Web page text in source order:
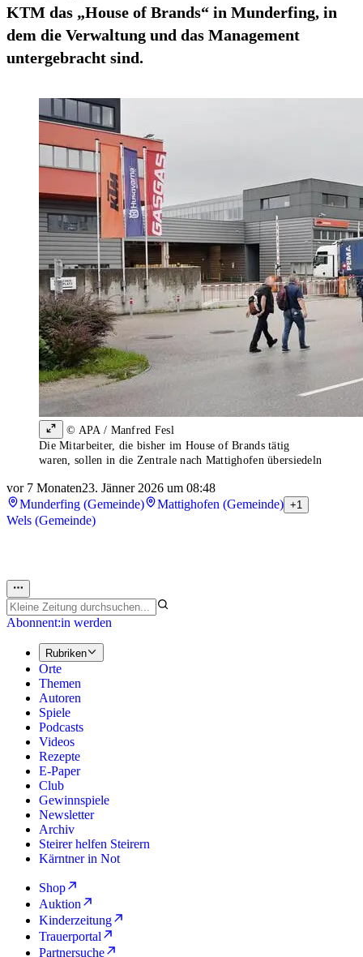
KTM das „House of Brands“ in Munderfing, in
dem die Verwaltung und das Management
untergebracht sind.
© APA / Manfred Fesl
Die Mitarbeiter, die bisher im House of Brands tätig
waren, sollen in die Zentrale nach Mattighofen übersiedeln
vor 7 Monaten23. Jänner 2026 um 08:48
Munderfing (Gemeinde)
Mattighofen (Gemeinde) +1
Wels (Gemeinde)
Abonnent:in werden
Rubriken
Orte
Themen
Autoren
Spiele
Podcasts
Videos
Rezepte
E-Paper
Club
Gewinnspiele
Newsletter
Archiv
Steirer helfen Steirern
Kärntner in Not
Shop
Auktion
Kinderzeitung
Trauerportal
Partnersuche